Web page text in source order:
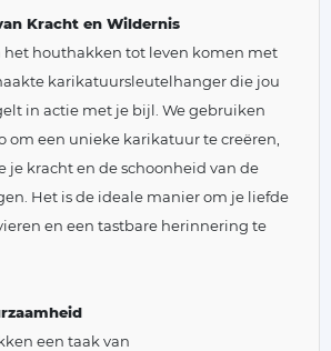
Kracht en Wildernis
het houthakken tot leven komen met
karikatuursleutelhanger die jou
in actie met je bijl. We gebruiken
om een unieke karikatuur te creëren,
je kracht en de schoonheid van de
Het is de ideale manier om je liefde
en een tastbare herinnering te
een taak van